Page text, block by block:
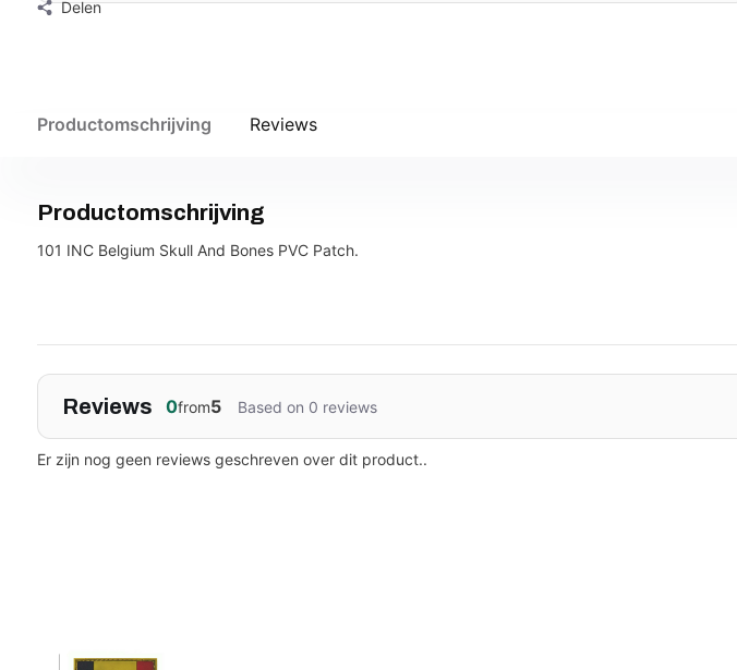
Delen
Productomschrijving Reviews
Productomschrijving
101 INC Belgium Skull And Bones PVC Patch.
Reviews 0from5 Based on 0 reviews
Er zijn nog geen reviews geschreven over dit product..